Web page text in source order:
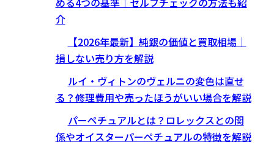
介
【2026年最新】純銀の価値と買取相場｜
損しない売り方を解説
ルイ・ヴィトンのヴェルニの変色は直せ
る？修理費用や売ったほうがいい場合を解説
パーペチュアルとは？ロレックスとの関
係やオイスターパーペチュアルの特徴を解説